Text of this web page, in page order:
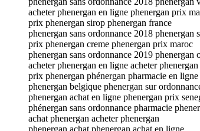
acheter phenergan en ligne phenergan prix
prix phenergan sirop phenergan france
phenergan sans ordonnance 2018 phenergan
prix phenergan creme phenergan prix maroc
phenergan sans ordonnance 2019 phenergan
acheter phenergan en ligne acheter
prix phenergan phénergan pharmacie en ligne
phenergan belgique phenergan sur
phenergan achat en ligne phenergan prix
phénergan sans ordonnance pharmacie
achat phenergan acheter phenergan
phenergan achat phenergan achat en ligne